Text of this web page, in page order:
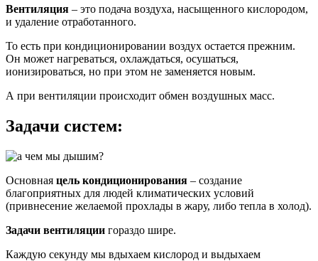
Вентиляция – это подача воздуха, насыщенного кислородом,
и удаление отработанного.
То есть при кондиционировании воздух остается прежним.
Он может нагреваться, охлаждаться, осушаться,
ионизироваться, но при этом не заменяется новым.
А при вентиляции происходит обмен воздушных масс.
Задачи систем:
Основная цель кондиционирования – создание
благоприятных для людей климатических условий
(привнесение желаемой прохлады в жару, либо тепла в холод).
Задачи вентиляции гораздо шире.
Каждую секунду мы вдыхаем кислород и выдыхаем